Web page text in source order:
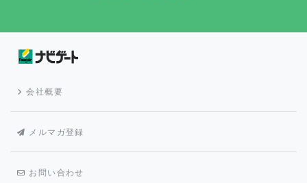
会社概要
メルマガ登録
お問い合わせ